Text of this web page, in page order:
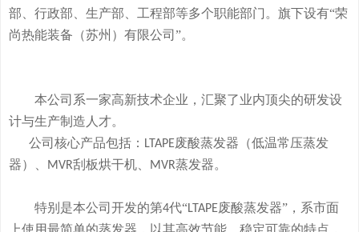
部、行政部、生产部、工程部等多个职能部门。旗下设有“荣
尚热能装备（苏州）有限公司”。
本公司系一家高新技术企业，汇聚了业内顶尖的研发设
计与生产制造人才。
公司核心产品包括： LTAPE废酸蒸发器 （低温常压蒸发
器）、
MVR刮板烘干机、 MVR蒸发器。
特别是本公司开发的第4代“LTAPE废酸蒸发器” ，系市面
上使用最简单的蒸发器， 以其高效节能、稳定可靠的特点，